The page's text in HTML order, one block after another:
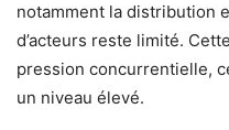
notamment la distribution
d’acteurs reste limité.
pression concurrentielle,
un niveau élevé.